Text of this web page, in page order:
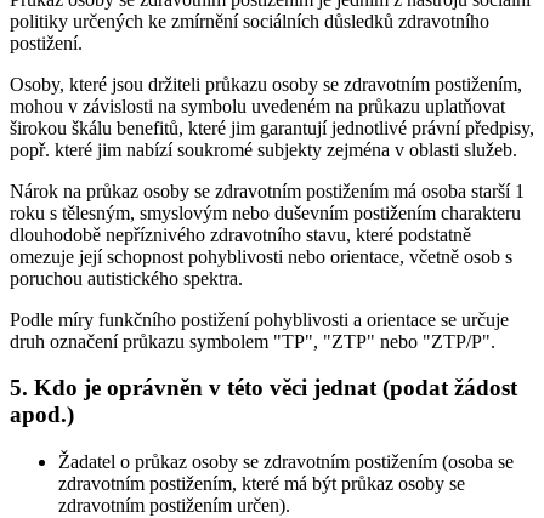
politiky určených ke zmírnění sociálních důsledků zdravotního
postižení.
Osoby, které jsou držiteli průkazu osoby se zdravotním postižením,
mohou v závislosti na symbolu uvedeném na průkazu uplatňovat
širokou škálu benefitů, které jim garantují jednotlivé právní předpisy,
popř. které jim nabízí soukromé subjekty zejména v oblasti služeb.
Nárok na průkaz osoby se zdravotním postižením má osoba starší 1
roku s tělesným, smyslovým nebo duševním postižením charakteru
dlouhodobě nepříznivého zdravotního stavu, které podstatně
omezuje její schopnost pohyblivosti nebo orientace, včetně osob s
poruchou autistického spektra.
Podle míry funkčního postižení pohyblivosti a orientace se určuje
druh označení průkazu symbolem "TP", "ZTP" nebo "ZTP/P".
5. Kdo je oprávněn v této věci jednat (podat žádost
apod.)
Žadatel o průkaz osoby se zdravotním postižením (osoba se
zdravotním postižením, které má být průkaz osoby se
zdravotním postižením určen).